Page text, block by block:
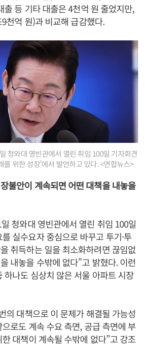
출 등 기타 대출은 4천억 원 줄었지만,
천억 원)과 비교해 급감했다.
청와대 영빈관에서 열린 취임 100일 기자회견
를 위한 성장'에서 발언하고 있다. <연합뉴스>
불안이 계속되면 어떤 대책을 내놓을
청와대 영빈관에서 열린 취임 100일
실수요자 중심으로 바꾸고 투기·투
취득하는 일을 최소화하려면 끊임없
내놓을 수밖에 없다”고 밝혔다. 이런
하나도 심상치 않은 서울 아파트 시장
의 대책으로 이 문제가 해결될 가능성
로도 계속 수요 측면, 공급 측면에 부
대책이 계속될 수밖에 없다”고 강조